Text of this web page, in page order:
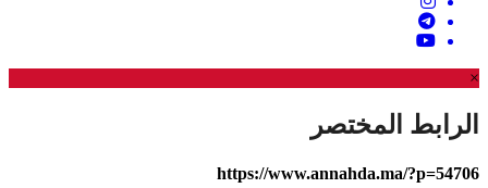
×
الرابط المختصر
https://www.annahda.ma/?p=54706